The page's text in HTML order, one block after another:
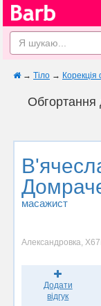
→ Тіло → Корекція
Обгортання
масажист
Александровка,
Додати
відгук